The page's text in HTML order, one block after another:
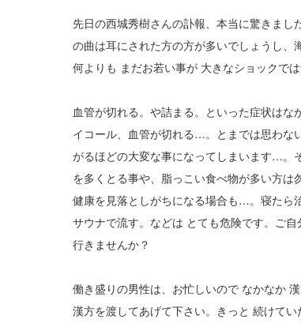
先日の西城秀樹さんの訃報、本当に驚きま
の曲は耳にされた方の方が多いでしょうし、
何よりも まだお若い事が 大きなショックでは
血管が切れる。や詰まる。といった症状は
イコール、血管が切れる…。とまでは思わな
がるほどの大変な事になってしまいます…。
を多くとる事や、脂っこい食べ物が多い方
健康を見落としがちになる場合も…。寝たら
サウナで流す。などは とても危険です。ご
行きませんか？
働き盛りの男性は、お忙しいので なかなか
漢方を渡してあげて下さい。きっと 続けて